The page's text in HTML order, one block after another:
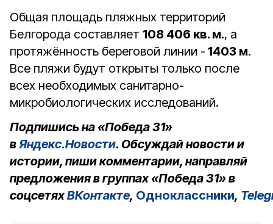
Общая площадь пляжных территорий
Белгорода составляет 108 406 кв. м., а
протяжённость береговой линии - 1403 м.
Все пляжи будут открыты только после
всех необходимых санитарно-
микробиологических исследований.
Подпишись на «Победа 31»
вЯндекс.Новости. Обсуждай новости и
истории, пиши комментарии, направляй
предложения в группах «Победа 31» в
соцсетяхВКонтакте, Одноклассники,